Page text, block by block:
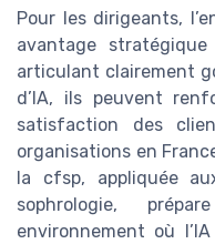
Pour les dirigeants,
avantage
articulant clairement
d’IA, ils peuvent
satisfaction des
organisations en
la cfsp, appliquée
sophrologie,
environnement où